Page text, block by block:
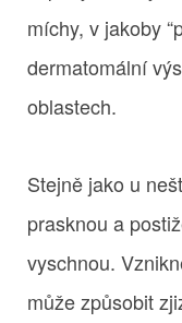
míchy, v jakoby
dermatomální
oblastech.
Stejně jako u
prasknou a
vyschnou.
může způsobit